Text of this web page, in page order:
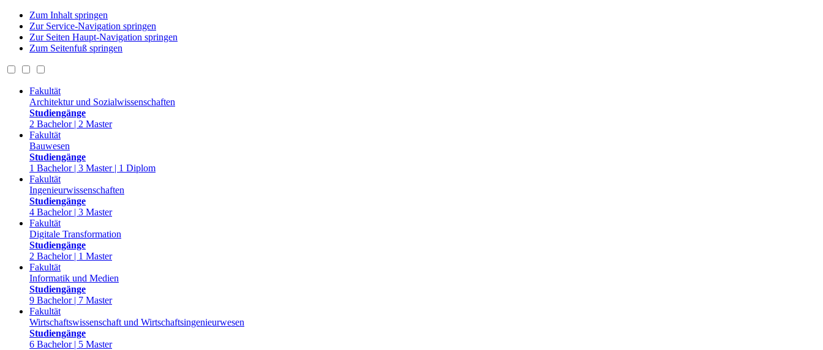
Zum Inhalt springen
Zur Service-Navigation springen
Zur Seiten Haupt-Navigation springen
Zum Seitenfuß springen
Fakultät
Architektur und Sozialwissenschaften
Studiengänge
2 Bachelor | 2 Master
Fakultät
Bauwesen
Studiengänge
1 Bachelor | 3 Master | 1 Diplom
Fakultät
Ingenieurwissenschaften
Studiengänge
4 Bachelor | 3 Master
Fakultät
Digitale Transformation
Studiengänge
2 Bachelor | 1 Master
Fakultät
Informatik und Medien
Studiengänge
9 Bachelor | 7 Master
Fakultät
Wirtschaftswissenschaft und Wirtschaftsingenieurwesen
Studiengänge
6 Bachelor | 5 Master